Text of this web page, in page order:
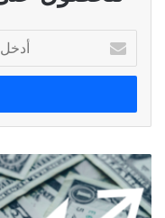
بريدك
الإلكتروني